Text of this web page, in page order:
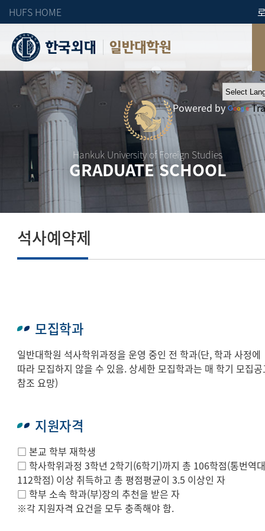
HUFS HOME
일반대학원
Hankuk University of Foreign Studies
GRADUATE SCHOOL
Powered by
석사예약제
모집학과
일반대학원 석사학위과정을 운영 중인 전 학과(단, 학과 사정에
따라 모집하지 않을 수 있음. 상세한 모집학과는 매 학기 모집
참조 요망)
지원자격
□ 본교 학부 재학생
□ 학사학위과정 3학년 2학기(6학기)까지 총 106학점(통번역
112학점) 이상 취득하고 총 평점평균이 3.5 이상인 자
□ 학부 소속 학과(부)장의 추천을 받은 자
※각 지원자격 요건을 모두 충족해야 함.